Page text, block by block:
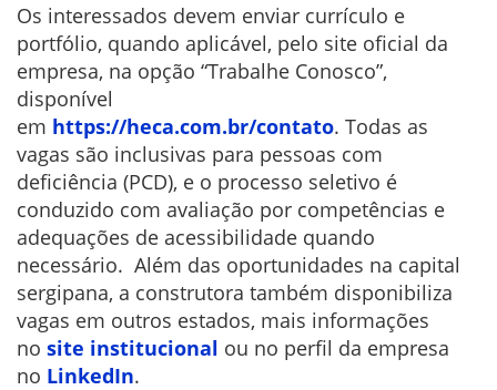
Os interessados devem enviar currículo e
portfólio, quando aplicável, pelo site oficial da
empresa, na opção “Trabalhe Conosco”,
disponível
em https://heca.com.br/contato. Todas as
vagas são inclusivas para pessoas com
deficiência (PCD), e o processo seletivo é
conduzido com avaliação por competências e
adequações de acessibilidade quando
necessário. Além das oportunidades na capital
sergipana, a construtora também disponibiliza
vagas em outros estados, mais informações
no site institucional ou no perfil da empresa
no LinkedIn.